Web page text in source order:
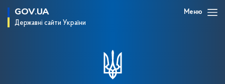
GOV.UA
Державні сайти України
Меню